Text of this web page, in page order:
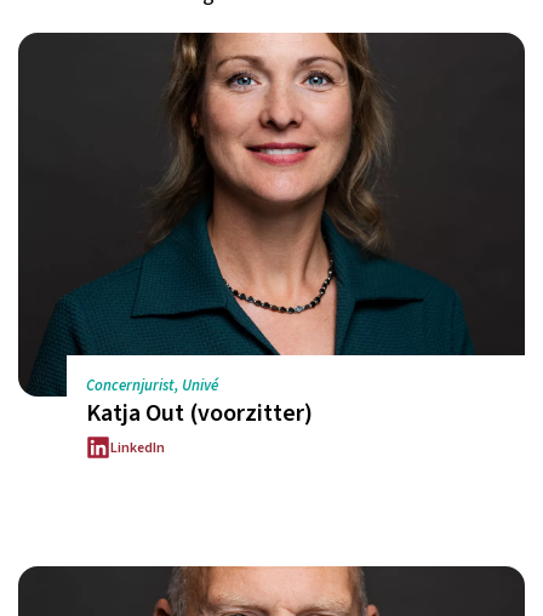
Concernjurist, Univé
Katja Out (voorzitter)
LinkedIn